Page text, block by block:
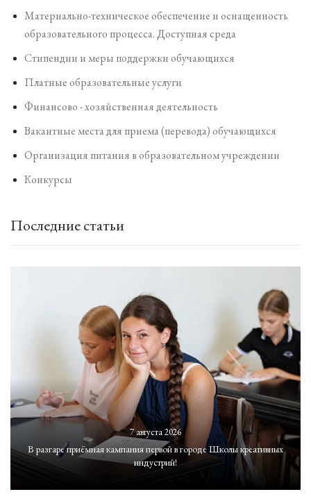
Материально-техническое обеспечение и оснащенность
образовательного процесса. Доступная среда
Стипендии и меры поддержки обучающихся
Платные образовательные услуги
Финансово - хозяйственная деятельность
Вакантные места для приема (перевода) обучающихся
Организация питания в образовательном учреждении
Конкурсы
Последние статьи
7 августа 2026
В разгаре приёмная кампания первой в городе Школы креативных
индустрий!